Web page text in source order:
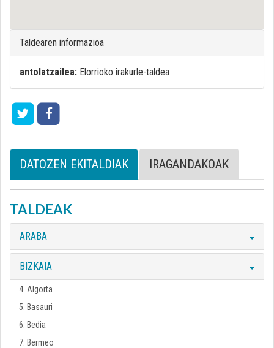
Taldearen informazioa
antolatzailea: Elorrioko irakurle-taldea
DATOZEN EKITALDIAK IRAGANDAKOAK
TALDEAK
ARABA
BIZKAIA
4. Algorta
5. Basauri
6. Bedia
7. Bermeo